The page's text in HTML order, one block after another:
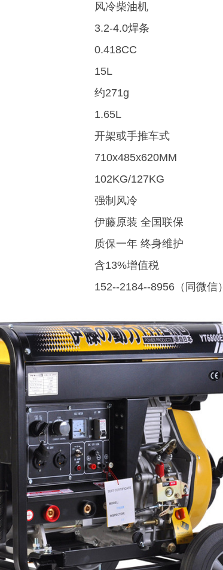
风冷柴油机
3.2-4.0焊条
0.418CC
15L
约271g
1.65L
开架或手推车式
710x485x620MM
102KG/127KG
强制风冷
伊藤原装 全国联保
质保一年 终身维护
含13%增值税
152--2184--8956（同微信）